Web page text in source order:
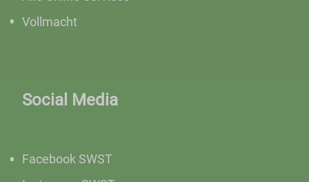
Vollmacht
Social Media
Facebook SWST